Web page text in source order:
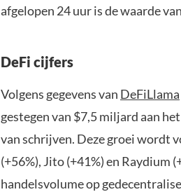
afgelopen 24 uur is de waarde
DeFi cijfers
Volgens gegevens van DeFiLlama
gestegen van $7,5 miljard aan
van schrijven. Deze groei wordt
(+56%), Jito (+41%) en Raydium
handelsvolume op